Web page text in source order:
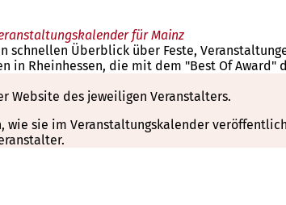
für Mainz
Überblick über Feste,
Rheinhessen, die mit dem "Best Of Award"
Website des jeweiligen Veranstalters.
wie sie im Veranstaltungskalender